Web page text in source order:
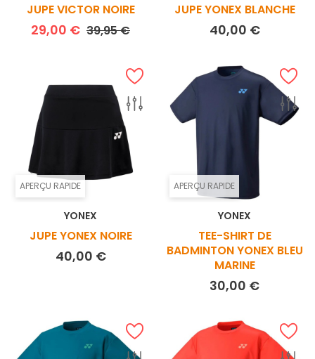
JUPE VICTOR NOIRE
29,00 € Prix de base
39,95 €Prix
JUPE YONEX BLANCHE
40,00 €Prix
APERÇU RAPIDE
YONEX
JUPE YONEX NOIRE
40,00 €Prix
APERÇU RAPIDE
YONEX
TEE-SHIRT DE
BADMINTON YONEX BLEU
MARINE
30,00 €Prix